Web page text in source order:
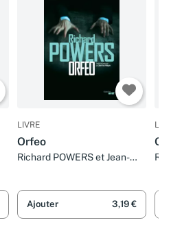
LIVRE
Orfeo
Richard POWERS et Jean-
Ajouter 3,19 €